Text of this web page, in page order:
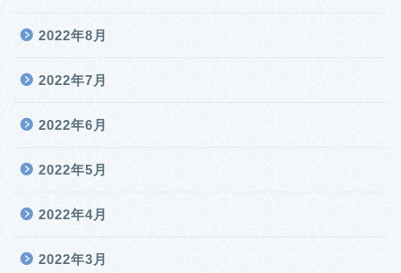
2022年8月
2022年7月
2022年6月
2022年5月
2022年4月
2022年3月